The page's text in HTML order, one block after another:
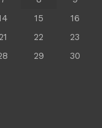
15
16
22
23
29
30